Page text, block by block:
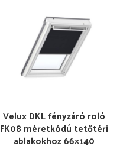
Velux DKL fényzáró roló
FK08 méretkódú tetőtéri
ablakokhoz 66×140